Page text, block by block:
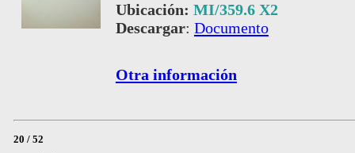
Ubicación: MI/359.6 X2
Descargar: Documento
Otra información
20 / 52